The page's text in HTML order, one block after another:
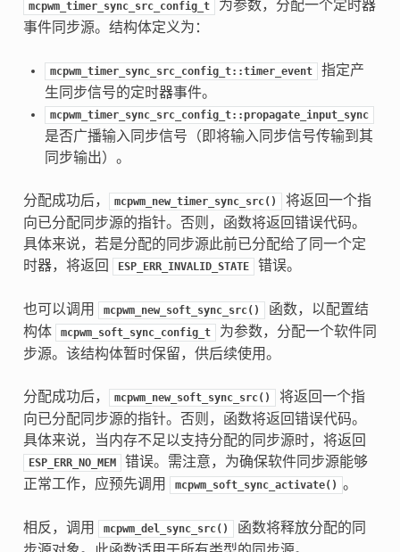
mcpwm_timer_sync_src_config_t
为参数，分配一个定时器
事件同步源。结构体定义为：
mcpwm_timer_sync_src_config_t::timer_event
指定产
生同步信号的定时器事件。
mcpwm_timer_sync_src_config_t::propagate_input_sync
是否广播输入同步信号（即将输入同步信号传输到其
同步输出）。
分配成功后， mcpwm_new_timer_sync_src()
将返回一个指
向已分配同步源的指针。否则，函数将返回错误代码。
具体来说，若是分配的同步源此前已分配给了同一个定
时器，将返回
ESP_ERR_INVALID_STATE 错误。
也可以调用 mcpwm_new_soft_sync_src()
函数，以配置结
构体
mcpwm_soft_sync_config_t
为参数，分配一个软件同
步源。该结构体暂时保留，供后续使用。
分配成功后， mcpwm_new_soft_sync_src()
将返回一个指
向已分配同步源的指针。否则，函数将返回错误代码。
具体来说，当内存不足以支持分配的同步源时，将返回
ESP_ERR_NO_MEM
错误。需注意，为确保软件同步源能够
正常工作，应预先调用
mcpwm_soft_sync_activate() 。
相反，调用 mcpwm_del_sync_src()
函数将释放分配的同